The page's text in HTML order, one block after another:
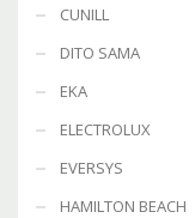
CUNILL
DITO SAMA
EKA
ELECTROLUX
EVERSYS
HAMILTON BEACH